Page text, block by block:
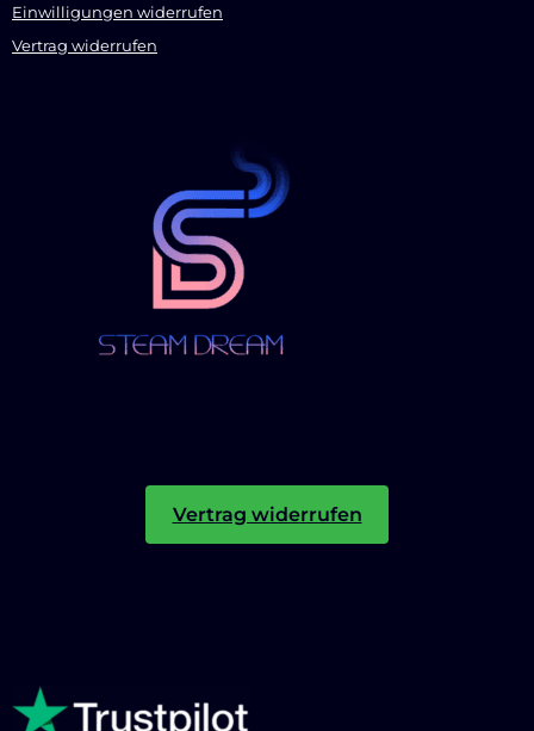
Einwilligungen widerrufen
Vertrag widerrufen
Vertrag widerrufen